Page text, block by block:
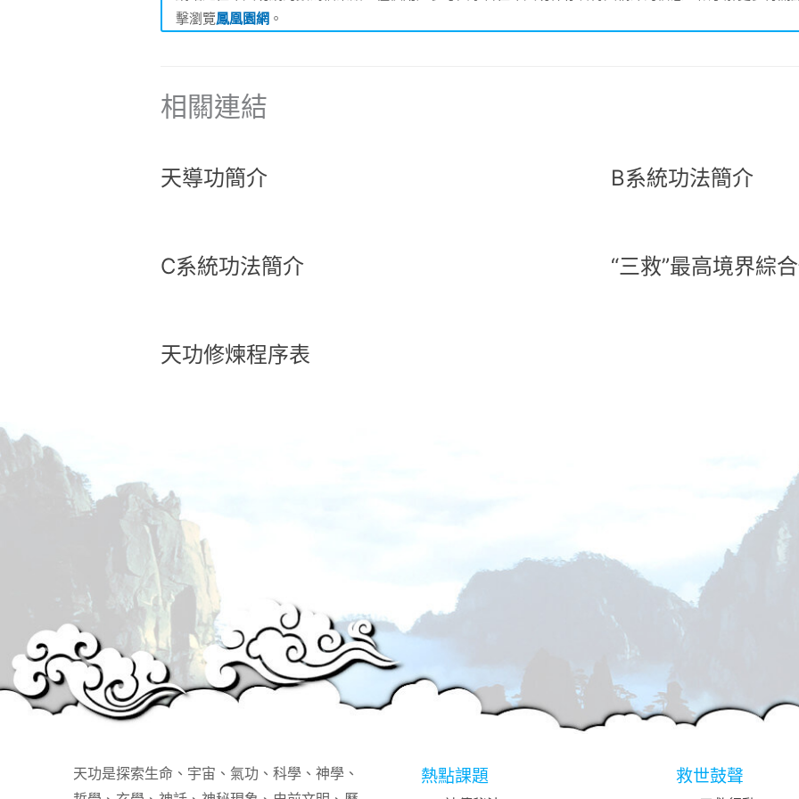
擊瀏覽鳳凰園網 。
相關連結
天導功簡介 B系統功法簡介
C系統功法簡介 “三救”最高境界綜
天功修煉程序表
天功是探索生命、宇宙、氣功、科學、神學、
熱點課題 救世鼓聲